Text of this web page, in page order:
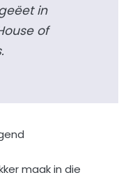
in
of
maak in die